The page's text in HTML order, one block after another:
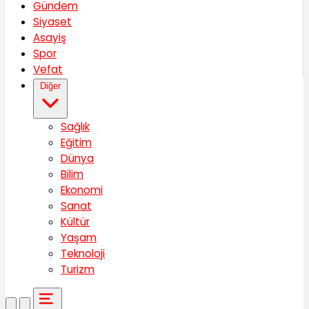
Gündem
Siyaset
Asayiş
Spor
Vefat
Diğer
Sağlık
Eğitim
Dünya
Bilim
Ekonomi
Sanat
Kültür
Yaşam
Teknoloji
Turizm